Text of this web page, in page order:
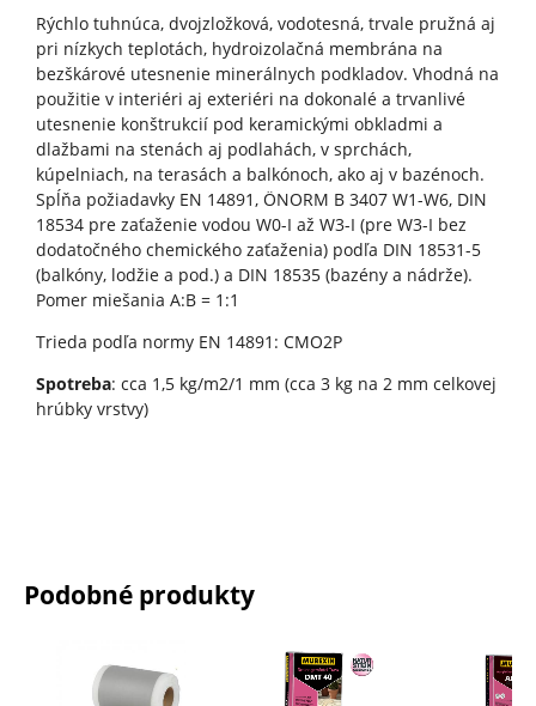
Rýchlo tuhnúca, dvojzložková, vodotesná, trvale pružná aj
pri nízkych teplotách, hydroizolačná membrána na
bezškárové utesnenie minerálnych podkladov. Vhodná na
použitie v interiéri aj exteriéri na dokonalé a trvanlivé
utesnenie konštrukcií pod keramickými obkladmi a
dlažbami na stenách aj podlahách, v sprchách,
kúpelniach, na terasách a balkónoch, ako aj v bazénoch.
Spĺňa požiadavky EN 14891, ÖNORM B 3407 W1-W6, DIN
18534 pre zaťaženie vodou W0-I až W3-I (pre W3-I bez
dodatočného chemického zaťaženia) podľa DIN 18531-5
(balkóny, lodžie a pod.) a DIN 18535 (bazény a nádrže).
Pomer miešania A:B = 1:1
Trieda podľa normy EN 14891: CMO2P
Spotreba: cca 1,5 kg/m2/1 mm (cca 3 kg na 2 mm celkovej
hrúbky vrstvy)
Podobné produkty